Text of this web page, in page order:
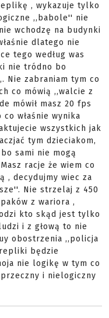
, wykazuje tylko
,,babole'' nie
wchodzę na budynki
dlatego nie
tego według was
nie tródno bo
Nie zabraniam tym co
co mówią ,,walcie z
mówił masz 20 fps
właśnie wynika
wszystkich jak
tym dzieciakom,
sami nie mogą
racje że wiem co
, decydujmy wiec za
Nie strzelaj z 450
z wariora ,
kto skąd jest tylko
i z głową to nie
obostrzenia ,,policja
będzie
nie logikę w tym co
i nielogiczny